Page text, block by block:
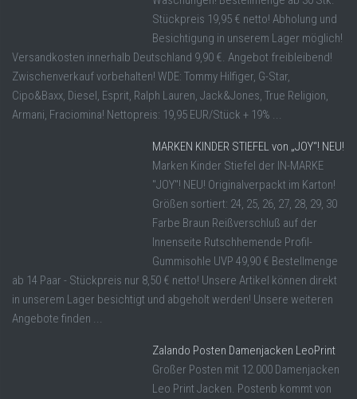
Stückpreis 19,95 € netto! Abholung und
Besichtigung in unserem Lager möglich!
Versandkosten innerhalb Deutschland 9,90 €. Angebot freibleibend!
Zwischenverkauf vorbehalten! WDE: Tommy Hilfiger, G-Star,
Cipo&Baxx, Diesel, Esprit, Ralph Lauren, Jack&Jones, True Religion,
Armani, Fraciomina! Nettopreis: 19,95 EUR/Stück + 19% ...
MARKEN KINDER STIEFEL von „JOY“! NEU!
Marken Kinder Stiefel der IN-MARKE
"JOY"! NEU! Originalverpackt im Karton!
Größen sortiert: 24, 25, 26, 27, 28, 29, 30
Farbe Braun Reißverschluß auf der
Innenseite Rutschhemende Profil-
Gummisohle UVP 49,90 € Bestellmenge
ab 14 Paar - Stückpreis nur 8,50 € netto! Unsere Artikel können direkt
in unserem Lager besichtigt und abgeholt werden! Unsere weiteren
Angebote finden ...
Zalando Posten Damenjacken LeoPrint
Großer Posten mit 12.000 Damenjacken
Leo Print Jacken. Postenb kommt von